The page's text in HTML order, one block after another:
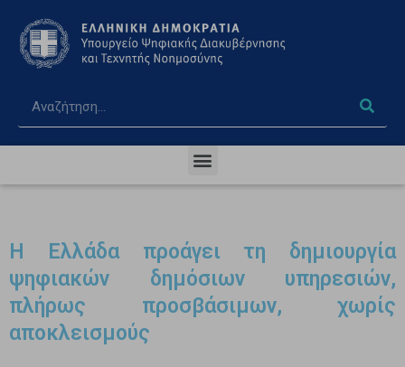
Η Ελλάδα προάγει τη δημιουργία
ψηφιακών δημόσιων υπηρεσιών,
πλήρως προσβάσιμων, χωρίς
αποκλεισμούς